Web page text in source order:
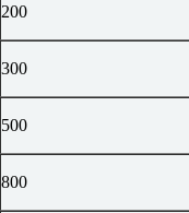
200
300
500
800